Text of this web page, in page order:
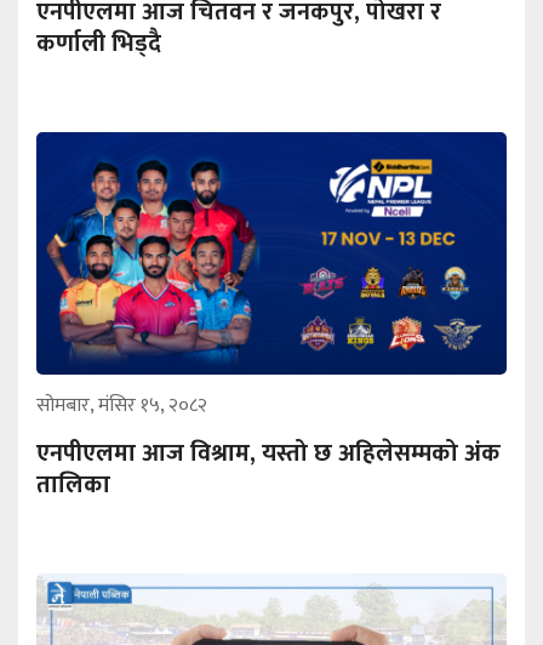
एनपीएलमा आज चितवन र जनकपुर, पोखरा र
कर्णाली भिड्दै
सोमबार, मंसिर १५, २०८२
एनपीएलमा आज विश्राम, यस्तो छ अहिलेसम्मको अंक
तालिका